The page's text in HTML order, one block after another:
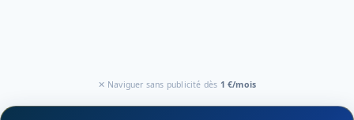
✕ Naviguer sans publicité dès 1 €/mois